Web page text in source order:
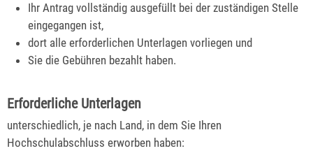
Ihr Antrag vollständig ausgefüllt bei der zuständigen Stelle
eingegangen ist,
dort alle erforderlichen Unterlagen vorliegen und
Sie die Gebühren bezahlt haben.
Erforderliche Unterlagen
unterschiedlich, je nach Land, in dem Sie Ihren
Hochschulabschluss erworben haben: